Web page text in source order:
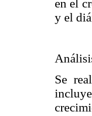
en el
y el
Se